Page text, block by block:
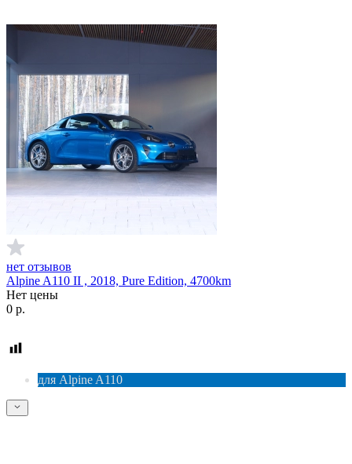
нет отзывов
Alpine A110 II , 2018, Pure Edition, 4700km
Нет цены
0 р.
для Alpine A110